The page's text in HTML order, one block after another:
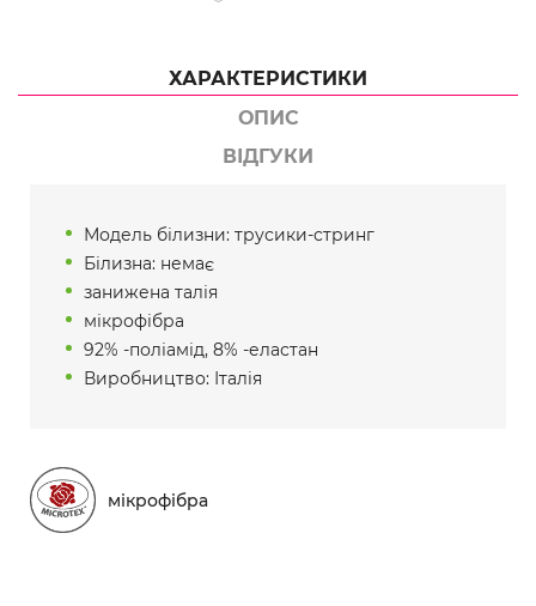
ХАРАКТЕРИСТИКИ
ОПИС
ВІДГУКИ
Модель білизни: трусики-стринг
Білизна: немає
занижена талія
мікрофібра
92% -поліамід, 8% -еластан
Виробництво: Італія
мікрофібра